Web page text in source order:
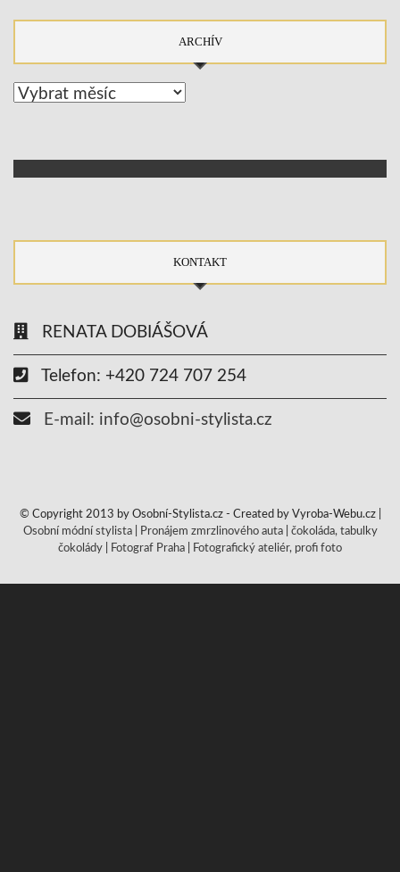
ARCHÍV
Archív
KONTAKT
RENATA DOBIÁŠOVÁ
Telefon: +420 724 707 254
E-mail: info@osobni-stylista.cz
© Copyright 2013 by Osobní-Stylista.cz - Created by Vyroba-Webu.cz |
Osobní módní stylista| Pronájem zmrzlinového auta| čokoláda, tabulky
čokolády
Fotograf Praha Fotografický ateliér, profi foto